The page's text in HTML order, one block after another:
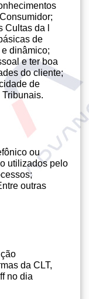
da l
de
dinâmico;
e ter boa
do cliente;
de
ou
utilizados pelo
outras
da CLT,
no dia